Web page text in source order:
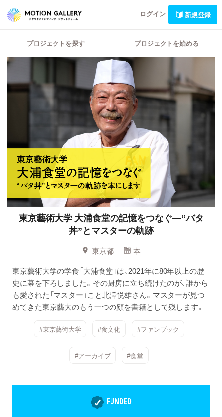
ログイン 新規登録
プロジェクトを探す プロジェクトを始める
東京藝術大学 大浦食堂の記憶をつなぐ―“バタ
丼”とマスターの軌跡
東京都
本
東京藝術大学の学食「大浦食堂」は、2021年に80年以上の歴
史に幕を下ろしました。その厨房に立ち続けたのが、誰から
も愛された「マスター」こと北澤悦雄さん。マスターが見つ
めてきた東京藝大のもう一つの顔を書籍として残します。
#東京藝術大学 #食文化 #ファンブック
#アーカイブ #食堂
FUNDED